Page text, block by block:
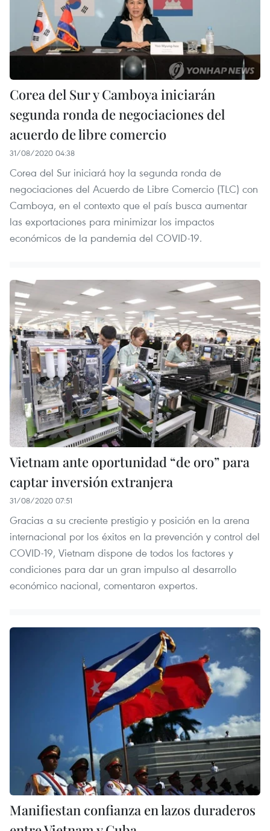
Corea del Sur y Camboya iniciarán
segunda ronda de negociaciones del
acuerdo de libre comercio
31/08/2020 04:38
Corea del Sur iniciará hoy la segunda ronda de
negociaciones del Acuerdo de Libre Comercio (TLC) con
Camboya, en el contexto que el país busca aumentar
las exportaciones para minimizar los impactos
económicos de la pandemia del COVID-19.
Vietnam ante oportunidad “de oro” para
captar inversión extranjera
31/08/2020 07:51
Gracias a su creciente prestigio y posición en la arena
internacional por los éxitos en la prevención y control del
COVID-19, Vietnam dispone de todos los factores y
condiciones para dar un gran impulso al desarrollo
económico nacional, comentaron expertos.
Manifiestan confianza en lazos duraderos